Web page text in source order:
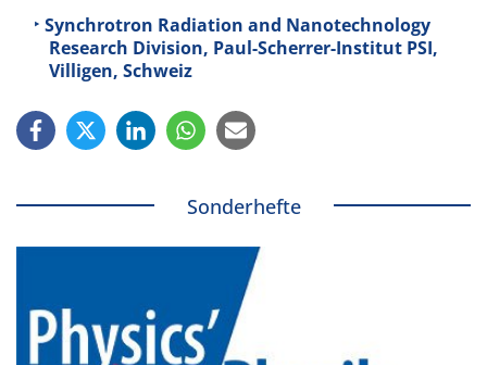
Synchrotron Radiation and Nanotechnology
Research Division, Paul-Scherrer-Institut PSI,
Villigen, Schweiz
Sonderhefte